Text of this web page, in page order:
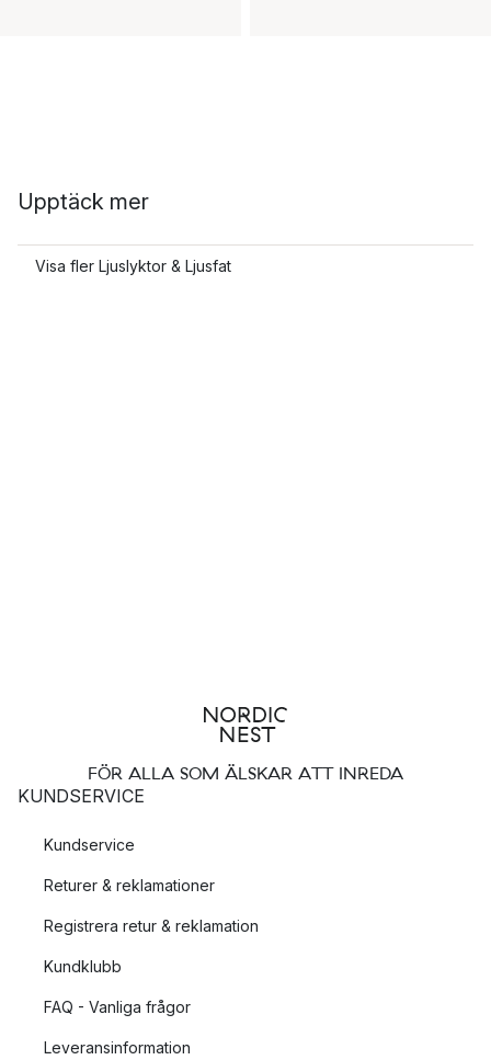
Upptäck mer
Visa fler Ljuslyktor & Ljusfat
FÖR ALLA SOM ÄLSKAR ATT INREDA
KUNDSERVICE
Kundservice
Returer & reklamationer
Registrera retur & reklamation
Kundklubb
FAQ - Vanliga frågor
Leveransinformation